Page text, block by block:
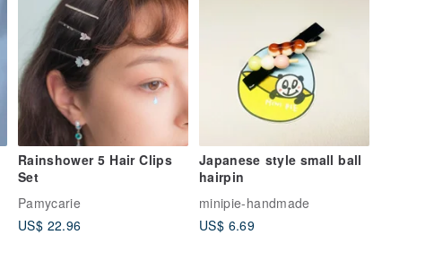
Rainshower 5 Hair Clips
Set
Pamycarie
US$ 22.96
Japanese style small ball
hairpin
minipie-handmade
US$ 6.69